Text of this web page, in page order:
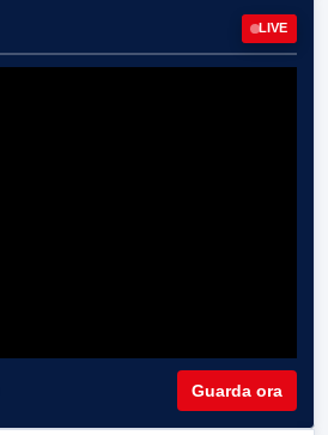
LIVE
Guarda ora